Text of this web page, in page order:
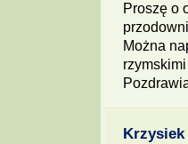
Proszę o
Można
Krzysiek